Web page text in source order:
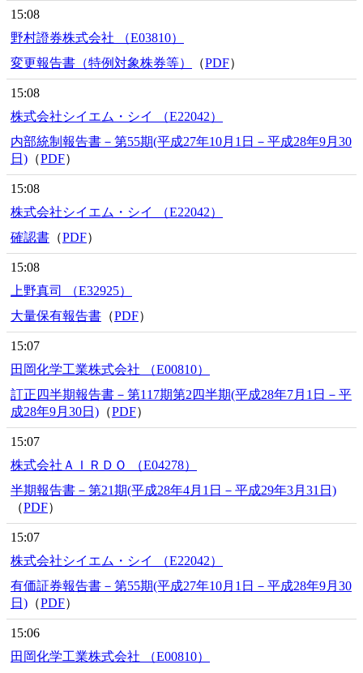
15:08
野村證券株式会社 （E03810）
変更報告書（特例対象株券等）
（PDF）
15:08
株式会社シイエム・シイ （E22042）
内部統制報告書－第55期(平成27年10月1日－平成28年9月30
日) （PDF）
15:08
株式会社シイエム・シイ （E22042）
確認書 （PDF）
15:08
上野真司 （E32925）
大量保有報告書 （PDF）
15:07
田岡化学工業株式会社 （E00810）
訂正四半期報告書－第117期第2四半期(平成28年7月1日－平
成28年9月30日) （PDF）
15:07
株式会社ＡＩＲＤＯ （E04278）
半期報告書－第21期(平成28年4月1日－平成29年3月31日)
（PDF）
15:07
株式会社シイエム・シイ （E22042）
有価証券報告書－第55期(平成27年10月1日－平成28年9月30
日) （PDF）
15:06
田岡化学工業株式会社 （E00810）